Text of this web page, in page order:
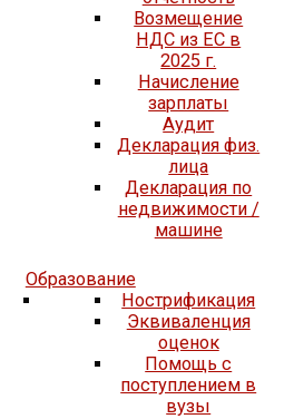
Возмещение
НДС из ЕС в
2025 г.
Начисление
зарплаты
Аудит
Декларация физ.
лица
Декларация по
недвижимости /
машине
Образование
Нострификация
Эквиваленция
оценок
Помощь с
поступлением в
вузы